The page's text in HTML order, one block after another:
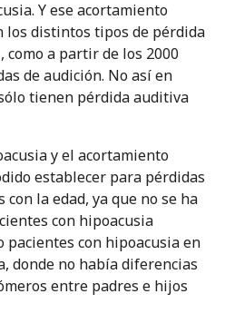
Y ese acortamiento
los distintos tipos de pérdida
a partir de los 2000
de audición. No así en
tienen pérdida auditiva
y el acortamiento
establecer para pérdidas
la edad, ya que no se ha
con hipoacusia
pacientes con hipoacusia en
donde no había diferencias
entre padres e hijos